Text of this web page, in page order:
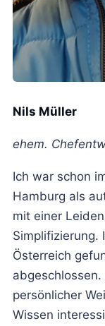
Nils Müller
ehem.
Ich war schon
Hamburg als
mit einer
Simplifizierung.
Österreich
persönlicher
Wissen